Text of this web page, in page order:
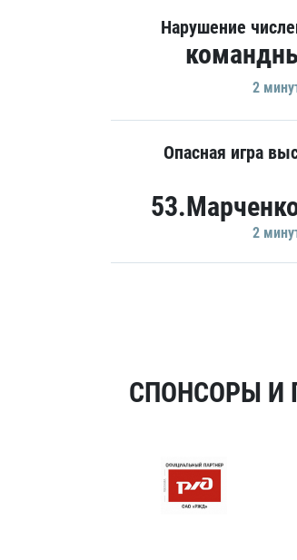
Нарушение
2
Опасная игра
2
СПОНСОРЫ И